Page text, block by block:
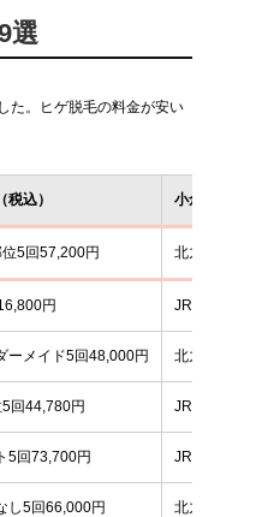
選
た。ヒゲ脱毛の料金が安い
税込）
小倉駅からの
5回57,200円 北九州モノレ
円 JR小倉駅 直
ーメイド5回48,000円 北九州モノレ
回44,780円 JR小倉駅 徒歩
5回73,700円 JR小倉駅 徒歩
し5回66,000円 北九州モノレ